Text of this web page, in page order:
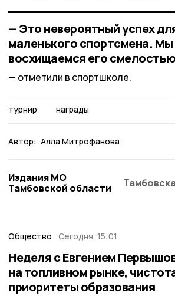
— Это невероятный успех
маленького спортсмена. Мы
восхищаемся его
отметили в спортшколе.
турнир награды
Автор: Алла Митрофанова
Издания МО
Тамбовской области
Общество Сегодня, 15:01
Неделя с Евгением
на топливном рынке,
приоритеты образования